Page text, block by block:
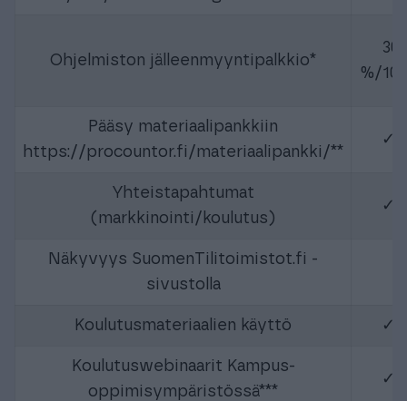
Ohjelmiston jälleenmyyntipalkkio*
30
%/10
Pääsy materiaalipankkiin
https://procountor.fi/materiaalipankki/**
✓
Yhteistapahtumat
(markkinointi/koulutus)
✓
Näkyvyys SuomenTilitoimistot.fi -
sivustolla
Koulutusmateriaalien käyttö ✓
Koulutuswebinaarit Kampus-
oppimisympäristössä***
✓